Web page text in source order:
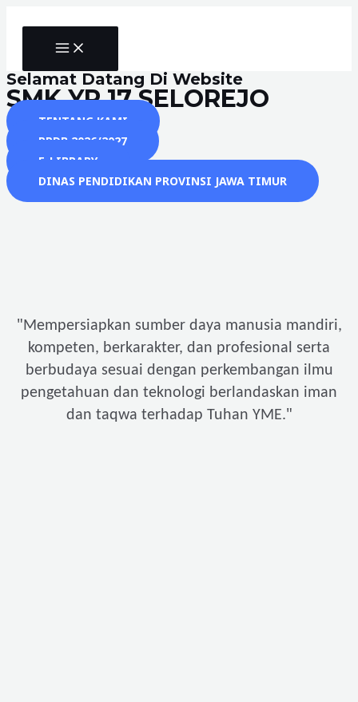
MAIN
MENU
Selamat Datang Di Website
SMK YP 17 SELOREJO
TENTANG KAMI
PPDB 2026/2027
E-LIBRARY
DINAS PENDIDIKAN PROVINSI JAWA TIMUR
"Mempersiapkan sumber daya manusia mandiri,
kompeten, berkarakter, dan profesional serta
berbudaya sesuai dengan perkembangan ilmu
pengetahuan dan teknologi berlandaskan iman
dan taqwa terhadap Tuhan YME."